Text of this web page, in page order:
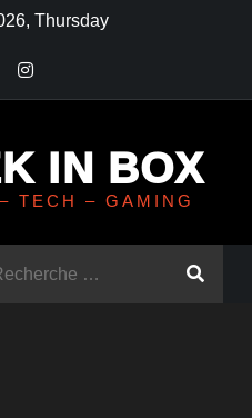
Thursday
IN BOX
TECH – GAMING